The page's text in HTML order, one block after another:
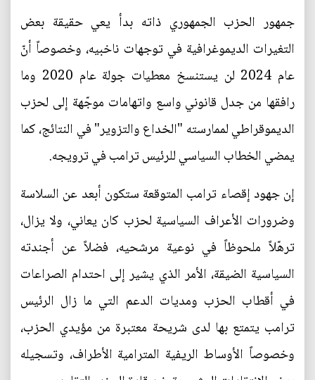
جمهور الحزب الجمهوري ذاته بدأ يعي حقيقة بعض
التغيرات الديموغرافية في توجهات ناخبيه، وخصوصاً أنّ
عام 2024 لن يستنسخ معطيات جولة عام 2020 وما
رافقها من جدل قانوني واسع واتهامات موجّهة إلى لحزب
الديموقراطي لممارسته "الخداع والتزوير" في النتائج، كما
يمضي الخطاب السياسي للرئيس ترامب في ترويجه.
إن جهود إقصاء ترامب المتوقعة ستكون أبعد عن السلاسة
وضرورات الأعراف السياسية لحزب كان يعاني، ولا يزال،
ترهّلاً ملحوظاً في نوعية مرشحيه، فضلاً عن أجندته
السياسية الضيقة، الأمر الذي يشير إلى احتدام الصراعات
في أقطاب الحزب ومديات الدعم التي ما زال الرئيس
ترامب يتمتع بها لدى شريحة معتبرة من مؤيدي الحزب،
وخصوصاً الأوساط الريفية المترامية الأطراف، وتسجيله